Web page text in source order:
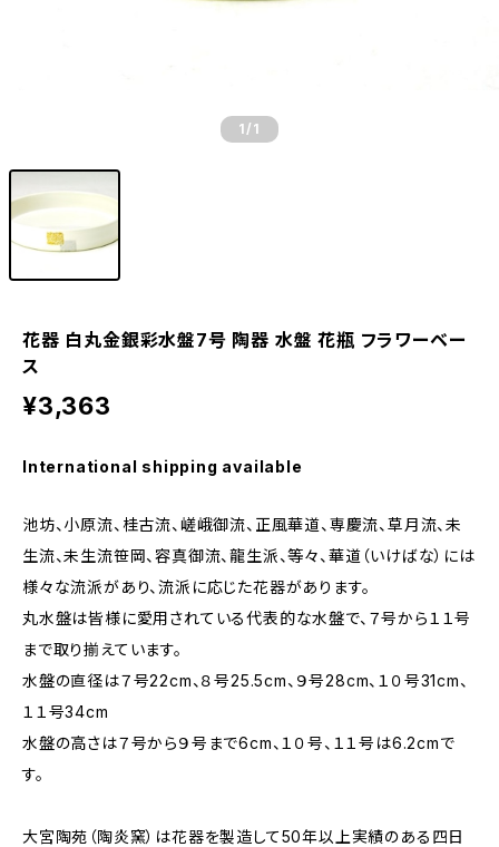
1 /1
花器 白丸金銀彩水盤7号 陶器 水盤 花瓶 フラワーベー
ス
¥3,363
International shipping available
池坊、小原流、桂古流、嵯峨御流、正風華道、専慶流、草月流、未
生流、未生流笹岡、容真御流、龍生派、等々、華道（いけばな）には
様々な流派があり、流派に応じた花器があります。
丸水盤は皆様に愛用されている代表的な水盤で、７号から１１号
まで取り揃えています。
水盤の直径は７号22cm、８号25.5cm、９号28cm、１０号31cm、
１１号34cm
水盤の高さは７号から９号まで6cm、１０号、１１号は6.2cmで
す。
大宮陶苑（陶炎窯）は花器を製造して50年以上実績のある四日